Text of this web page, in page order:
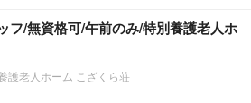
フ/無資格可/午前のみ/特別養護老人ホ
護老人ホーム こざくら荘